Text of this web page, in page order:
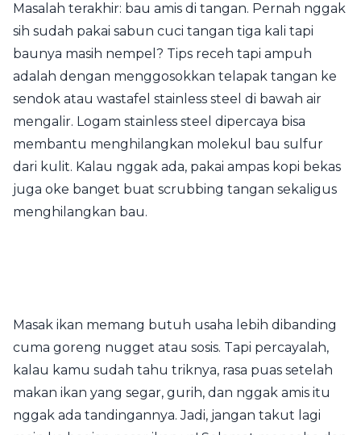
Masalah terakhir: bau amis di tangan. Pernah nggak
sih sudah pakai sabun cuci tangan tiga kali tapi
baunya masih nempel? Tips receh tapi ampuh
adalah dengan menggosokkan telapak tangan ke
sendok atau wastafel stainless steel di bawah air
mengalir. Logam stainless steel dipercaya bisa
membantu menghilangkan molekul bau sulfur
dari kulit. Kalau nggak ada, pakai ampas kopi bekas
juga oke banget buat scrubbing tangan sekaligus
menghilangkan bau.
Masak ikan memang butuh usaha lebih dibanding
cuma goreng nugget atau sosis. Tapi percayalah,
kalau kamu sudah tahu triknya, rasa puas setelah
makan ikan yang segar, gurih, dan nggak amis itu
nggak ada tandingannya. Jadi, jangan takut lagi